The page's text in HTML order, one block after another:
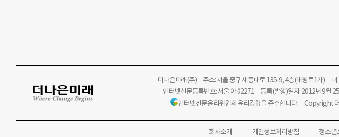
더나은미래(주)주소: 서울 중구 세종대로 135-9, 4층(태평로1가)
인터넷신문등록번호: 서울 아 02271 등록(발행)일자: 2012년 9월
인터넷신문윤리위원회 윤리강령을 준수합니다. Copyright 더
회사소개 개인정보처리방침 청소년